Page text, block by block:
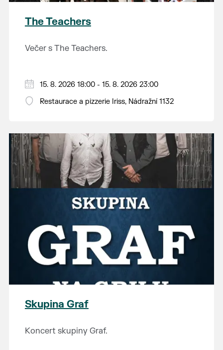
The Teachers
Večer s The Teachers.
15. 8. 2026 18:00 - 15. 8. 2026 23:00
Restaurace a pizzerie Iriss, Nádražní 1132
Skupina Graf
Koncert skupiny Graf.